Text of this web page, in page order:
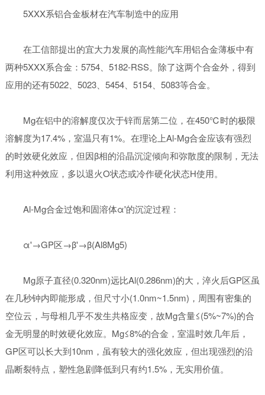
5XXX系铝合金板材在汽车制造中的应用
在工信部提出的宜大力发展的高性能汽车用铝合金薄板中有
两种5XXX系合金：5754、5182-RSS。除了这两个合金外，得到
应用的还有5022、5023、5454、5154、5083等合金。
Mg在铝中的溶解度仅次于锌而居第二位，在450℃时的极限
溶解度为17.4%，室温只有1%。在理论上Al-Mg合金应该有强烈
的时效硬化效应，但因β相的沿晶沉淀倾向和弥散度的限制，无法
利用这种效应，多以退火O状态或冷作硬化状态H使用。
Al-Mg合金过饱和固溶体α'的沉淀过程：
α'→GP区→β'→β(Al8Mg5)
Mg原子直径(0.320nm)远比Al(0.286nm)的大，淬火后GP区虽
在几秒钟内即能形成，但尺寸小(1.0nm~1.5nm)，周围有密集的
空位云，与母相几乎不发生共格应变，故Mg含量≤(5%~7%)的合
金无明显的时效硬化效应。Mg≤8%的合金，室温时效几年后，
GP区可以长大到10nm，虽有较大的强化效应，但出现强烈的沿
晶断裂特点，塑性急剧降低到只有约1.5%，无实用价值。